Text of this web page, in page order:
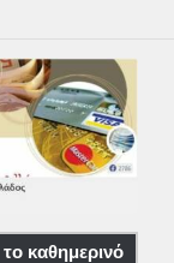
καθημερινό